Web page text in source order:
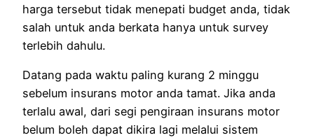
harga tersebut tidak menepati budget anda, tidak
salah untuk anda berkata hanya untuk survey
terlebih dahulu.
Datang pada waktu paling kurang 2 minggu
sebelum insurans motor anda tamat. Jika anda
terlalu awal, dari segi pengiraan insurans motor
belum boleh dapat dikira lagi melalui sistem